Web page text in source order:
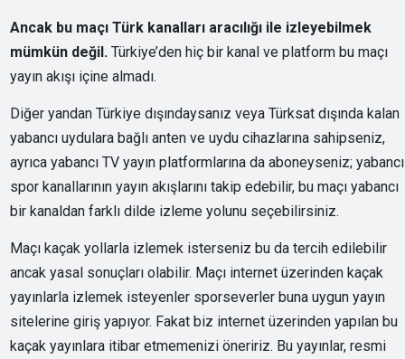
Ancak bu maçı Türk kanalları aracılığı ile izleyebilmek
mümkün değil. Türkiye’den hiç bir kanal ve platform bu maçı
yayın akışı içine almadı.
Diğer yandan Türkiye dışındaysanız veya Türksat dışında kalan
yabancı uydulara bağlı anten ve uydu cihazlarına sahipseniz,
ayrıca yabancı TV yayın platformlarına da aboneyseniz; yabancı
spor kanallarının yayın akışlarını takip edebilir, bu maçı yabancı
bir kanaldan farklı dilde izleme yolunu seçebilirsiniz.
Maçı kaçak yollarla izlemek isterseniz bu da tercih edilebilir
ancak yasal sonuçları olabilir. Maçı internet üzerinden kaçak
yayınlarla izlemek isteyenler sporseverler buna uygun yayın
sitelerine giriş yapıyor. Fakat biz internet üzerinden yapılan bu
kaçak yayınlara itibar etmemenizi öneririz. Bu yayınlar, resmi